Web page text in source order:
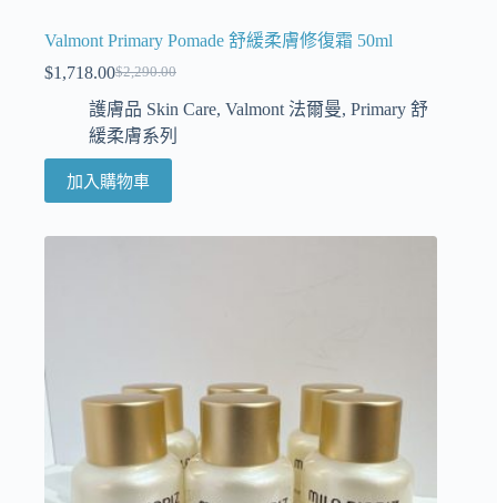
Valmont Primary Pomade 舒緩柔膚修復霜 50ml
$2,290.00
$1,718.00
護膚品 Skin Care, Valmont 法爾曼, Primary 舒
緩柔膚系列
加入購物車